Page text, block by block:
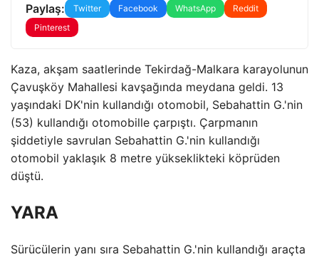
Paylaş: Twitter Facebook WhatsApp
Reddit
Pinterest
Kaza, akşam saatlerinde Tekirdağ-Malkara karayolunun
Çavuşköy Mahallesi kavşağında meydana geldi. 13
yaşındaki DK'nin kullandığı otomobil, Sebahattin G.'nin
(53) kullandığı otomobille çarpıştı. Çarpmanın
şiddetiyle savrulan Sebahattin G.'nin kullandığı
otomobil yaklaşık 8 metre yükseklikteki köprüden
düştü.
YARA
Sürücülerin yanı sıra Sebahattin G.'nin kullandığı araçta